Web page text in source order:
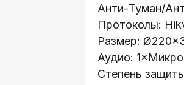
Анти-Туман/
Протоколы:
Размер:
Аудио:
Степень